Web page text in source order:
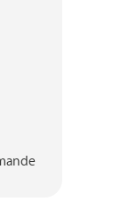
niveaux sans soucis. Je recommande